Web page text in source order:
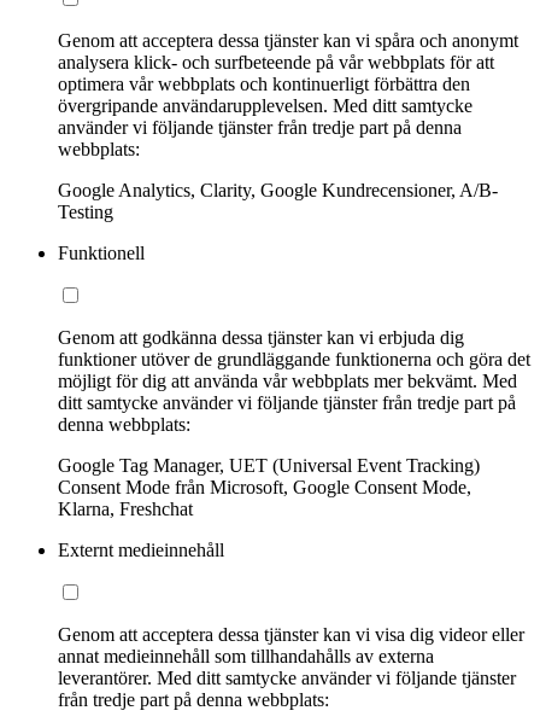
Genom att acceptera dessa tjänster kan vi spåra och anonymt
analysera klick- och surfbeteende på vår webbplats för att
optimera vår webbplats och kontinuerligt förbättra den
övergripande användarupplevelsen. Med ditt samtycke
använder vi följande tjänster från tredje part på denna
webbplats:
Google Analytics, Clarity, Google Kundrecensioner, A/B-
Testing
Funktionell
Genom att godkänna dessa tjänster kan vi erbjuda dig
funktioner utöver de grundläggande funktionerna och göra det
möjligt för dig att använda vår webbplats mer bekvämt. Med
ditt samtycke använder vi följande tjänster från tredje part på
denna webbplats:
Google Tag Manager, UET (Universal Event Tracking)
Consent Mode från Microsoft, Google Consent Mode,
Klarna, Freshchat
Externt medieinnehåll
Genom att acceptera dessa tjänster kan vi visa dig videor eller
annat medieinnehåll som tillhandahålls av externa
leverantörer. Med ditt samtycke använder vi följande tjänster
från tredje part på denna webbplats: